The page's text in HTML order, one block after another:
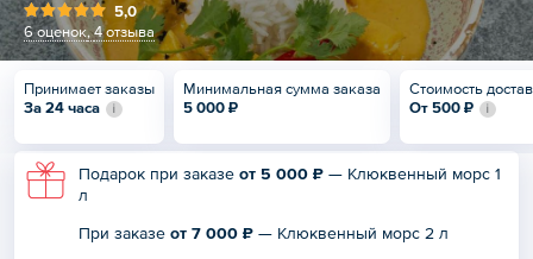
5,0
6 оценок,4 отзыва
Принимает заказы
За 24 часа
Минимальная сумма заказа
5 000 ₽
Стоимость
От 500 ₽
Подарок при заказе от 5 000 ₽ — Клюквенный морс 1
л
При заказе от 7 000 ₽ — Клюквенный морс 2 л